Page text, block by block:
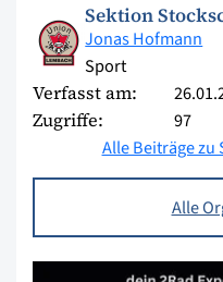
Sektion
Jonas Hofmann
Sport
Verfasst am:
Zugriffe:
97
Alle Beiträge zu
Alle